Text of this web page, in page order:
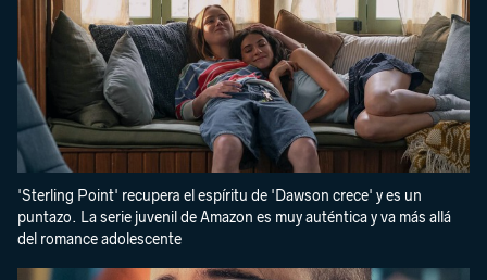
'Sterling Point' recupera el espíritu de 'Dawson crece' y es un
puntazo. La serie juvenil de Amazon es muy auténtica y va más allá
del romance adolescente